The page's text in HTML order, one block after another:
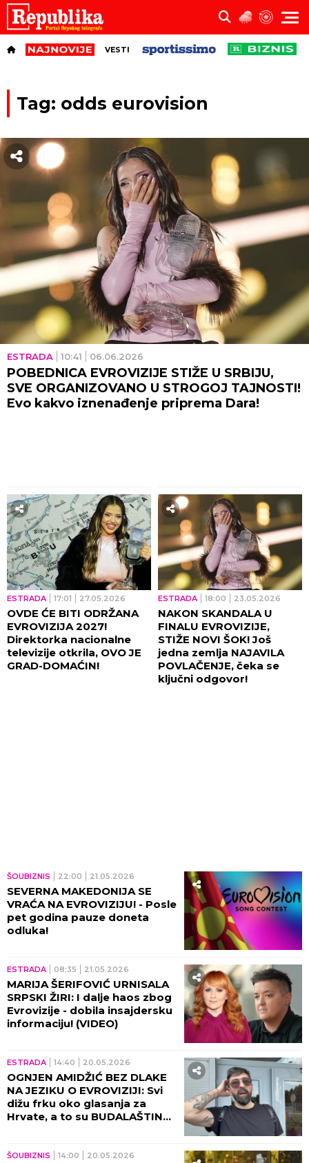
VESTI
Tag: odds eurovision
ESTRADA 10:41 06.06.2026
POBEDNICA EVROVIZIJE STIŽE U SRBIJU,
SVE ORGANIZOVANO U STROGOJ TAJNOSTI!
Evo kakvo iznenađenje priprema Dara!
ESTRADA 17:01 27.05.2026
OVDE ĆE BITI ODRŽANA
EVROVIZIJA 2027!
Direktorka nacionalne
televizije otkrila, OVO JE
GRAD-DOMAĆIN!
ESTRADA 18:00 23.05.2026
NAKON SKANDALA U
FINALU EVROVIZIJE,
STIŽE NOVI ŠOK! Još
jedna zemlja NAJAVILA
POVLAČENJE, čeka se
ključni odgovor!
ŠOUBIZNIS 22:00 21.05.2026
SEVERNA MAKEDONIJA SE
VRAĆA NA EVROVIZIJU! - Posle
pet godina pauze doneta
odluka!
ESTRADA 08:35 21.05.2026
MARIJA ŠERIFOVIĆ URNISALA
SRPSKI ŽIRI: I dalje haos zbog
Evrovizije - dobila insajdersku
informaciju! (VIDEO)
ESTRADA 14:40 20.05.2026
OGNJEN AMIDŽIĆ BEZ DLAKE
NA JEZIKU O EVROVIZIJI: Svi
dižu frku oko glasanja za
Hrvate, a to su BUDALAŠTINE!
ŠOUBIZNIS 14:00 20.05.2026